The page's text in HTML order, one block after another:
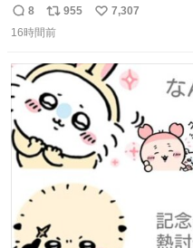
着てるように見える良さが
返
信
8
リ
ポ
ト
数
955
い
数
7,307
16時間前